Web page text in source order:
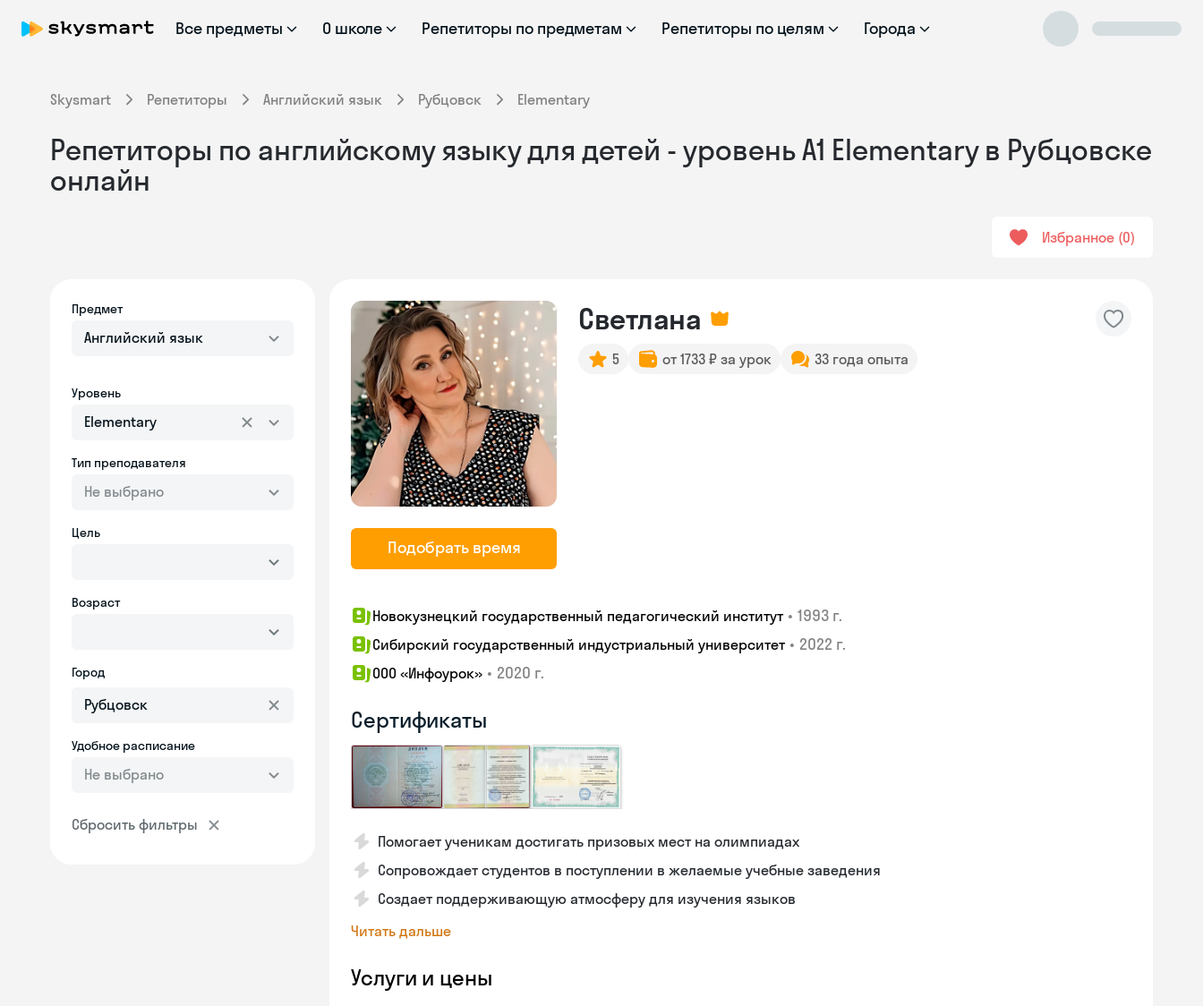
Все предметы О школе Репетиторы по предметам Репетиторы по целям Города
Skysmart Репетиторы Английский язык Рубцовск Elementary
Репетиторы по английскому языку для детей - уровень А1 Elementary в Рубцовске
онлайн
Избранное 0
Предмет
Английский язык
Уровень
Elementary
Тип преподавателя
Не выбрано
Цель
Возраст
Город
Удобное расписание
Не выбрано
Сбросить фильтры
Подобрать время
Светлана
5 от 1733 ₽ за урок 33 года опыта
Новокузнецкий государственный педагогический институт • 1993 г.
Сибирский государственный индустриальный университет • 2022 г.
ООО «Инфоурок» • 2020 г.
Сертификаты
Помогает ученикам достигать призовых мест на олимпиадах
Сопровождает студентов в поступлении в желаемые учебные заведения
Создает поддерживающую атмосферу для изучения языков
Читать дальше
Услуги и цены